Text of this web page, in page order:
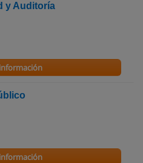
y Auditoría